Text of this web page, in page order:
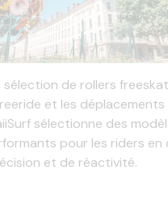
de rollers
et les déplacements
sélectionne des
pour les riders en
et de réactivité.